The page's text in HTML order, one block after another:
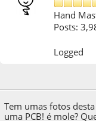
Hand
Posts:
Logged
Tem umas fotos
uma PCB! é mole?